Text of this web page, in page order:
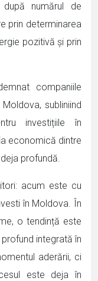
numărul de
prin determinarea
pozitivă și prin
companiile
subliniind
investițiile în
economică dintre
profundă.
acum este cu
în Moldova. În
o tendință este
integrată în
aderării, ci
este deja în